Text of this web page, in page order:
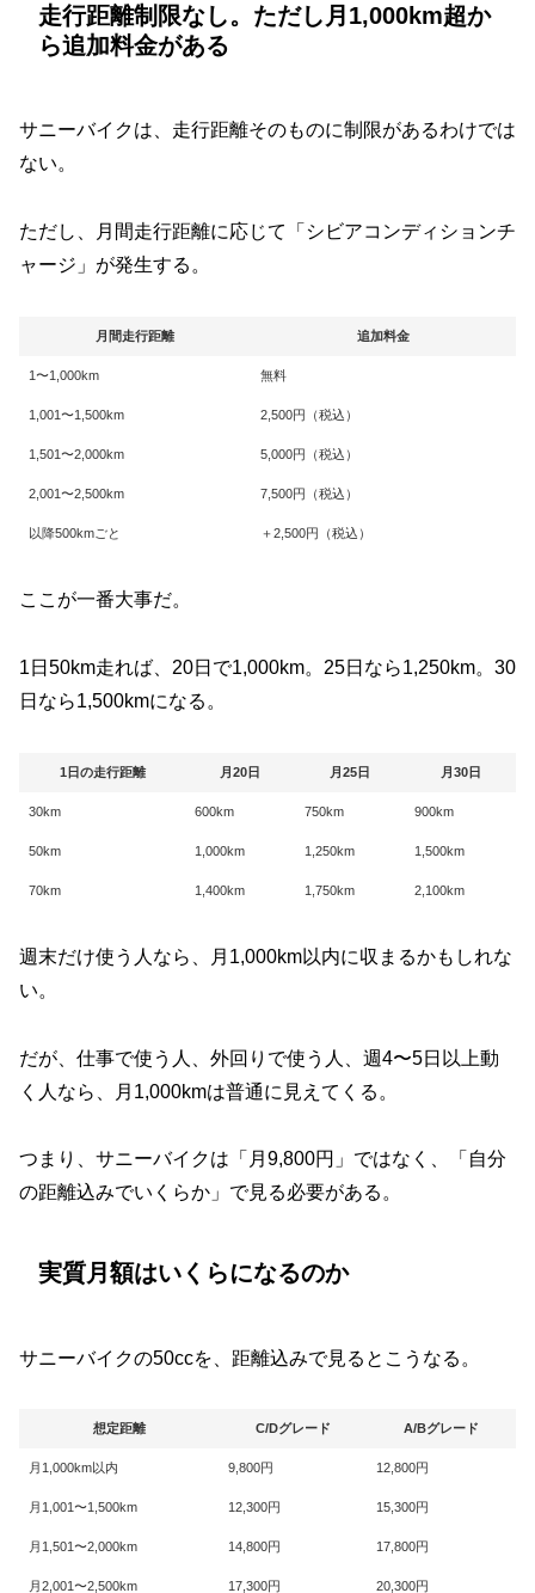
走行距離制限なし。ただし月1,000km超か
ら追加料金がある
サニーバイクは、走行距離そのものに制限があるわけでは
ない。
ただし、月間走行距離に応じて「シビアコンディションチ
ャージ」が発生する。
月間走行距離 追加料金
1〜1,000km 無料
1,001〜1,500km 2,500円（税込）
1,501〜2,000km 5,000円（税込）
2,001〜2,500km 7,500円（税込）
以降500kmごと ＋2,500円（税込）
ここが一番大事だ。
1日50km走れば、20日で1,000km。25日なら1,250km。30
日なら1,500kmになる。
1日の走行距離 月20日 月25日 月30日
30km 600km 750km 900km
50km 1,000km 1,250km 1,500km
70km 1,400km 1,750km 2,100km
週末だけ使う人なら、月1,000km以内に収まるかもしれな
い。
だが、仕事で使う人、外回りで使う人、週4〜5日以上動
く人なら、月1,000kmは普通に見えてくる。
つまり、サニーバイクは「月9,800円」ではなく、「自分
の距離込みでいくらか」で見る必要がある。
実質月額はいくらになるのか
サニーバイクの50ccを、距離込みで見るとこうなる。
想定距離 C/Dグレード A/Bグレード
月1,000km以内 9,800円 12,800円
月1,001〜1,500km 12,300円 15,300円
月1,501〜2,000km 14,800円 17,800円
月2,001〜2,500km 17,300円 20,300円